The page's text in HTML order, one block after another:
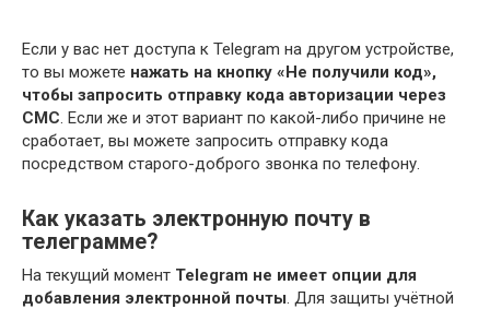
Если у вас нет доступа к Telegram на другом устройстве,
то вы можете нажать на кнопку «Не получили код»,
чтобы запросить отправку кода авторизации через
СМС. Если же и этот вариант по какой-либо причине не
сработает, вы можете запросить отправку кода
посредством старого-доброго звонка по телефону.
Как указать электронную почту в
телеграмме?
На текущий момент Telegram не имеет опции для
добавления электронной почты. Для защиты учётной